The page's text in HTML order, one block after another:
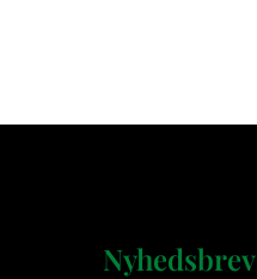
Nyhedsbrev